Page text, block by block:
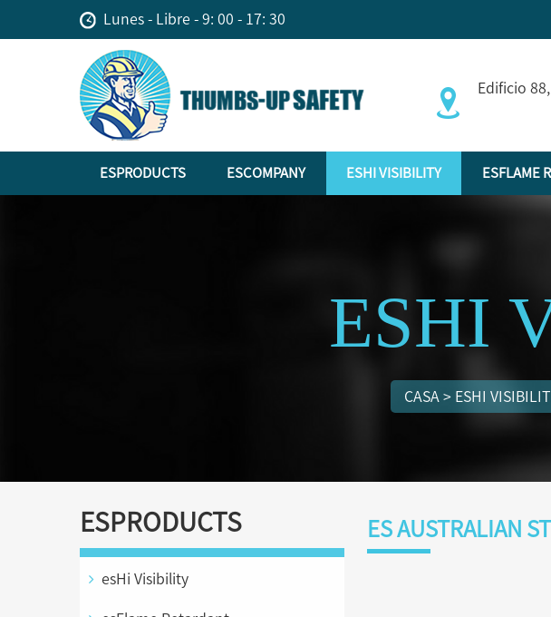
Lunes - Libre - 9: 00 - 17: 30
Edificio
ESPRODUCTS ESCOMPANY ESHI VISIBILITY ESFLAME
ESHI
CASA > ESHI
ESPRODUCTS
esHi Visibility
ES AUSTRALIAN